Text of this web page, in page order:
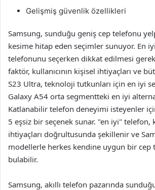
Gelişmiş güvenlik özellikleri
Samsung, sunduğu geniş cep telefonu
kesime hitap eden seçimler sunuyor. En
telefonunu seçerken dikkat edilmesi
faktör, kullanıcının kişisel ihtiyaçları ve
S23 Ultra, teknoloji tutkunları için en iyi
Galaxy A54 orta segmentteki en iyi
Katlanabilir telefon deneyimi isteyenler
5 eşsiz bir seçenek sunar. "en iyi" telefon,
ihtiyaçları doğrultusunda şekillenir ve
modellerle herkes kendine uygun bir cep
bulabilir.
Samsung, akıllı telefon pazarında